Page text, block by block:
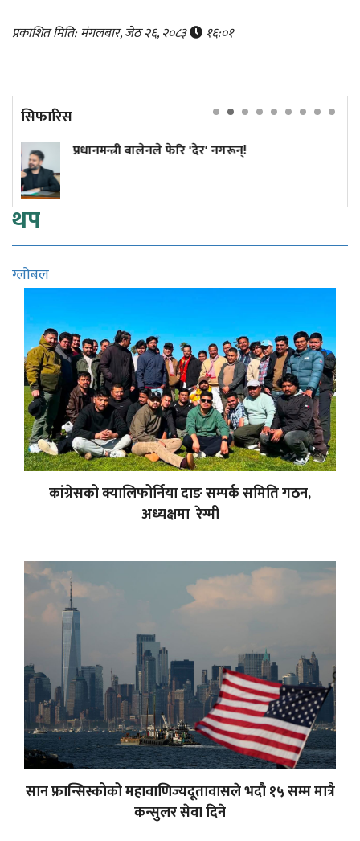
प्रकाशित मिति: मंगलबार, जेठ २६, २०८३ १६:०१
सिफारिस
कांग्रेस विवाद निरूपण गर्दा
थप
ग्लोबल
कांग्रेसको क्यालिफोर्निया दाङ सम्पर्क समिति गठन,
अध्यक्षमा रेग्मी
सान फ्रान्सिस्कोको महावाणिज्यदूतावासले भदौ १५ सम्म मात्रै
कन्सुलर सेवा दिने